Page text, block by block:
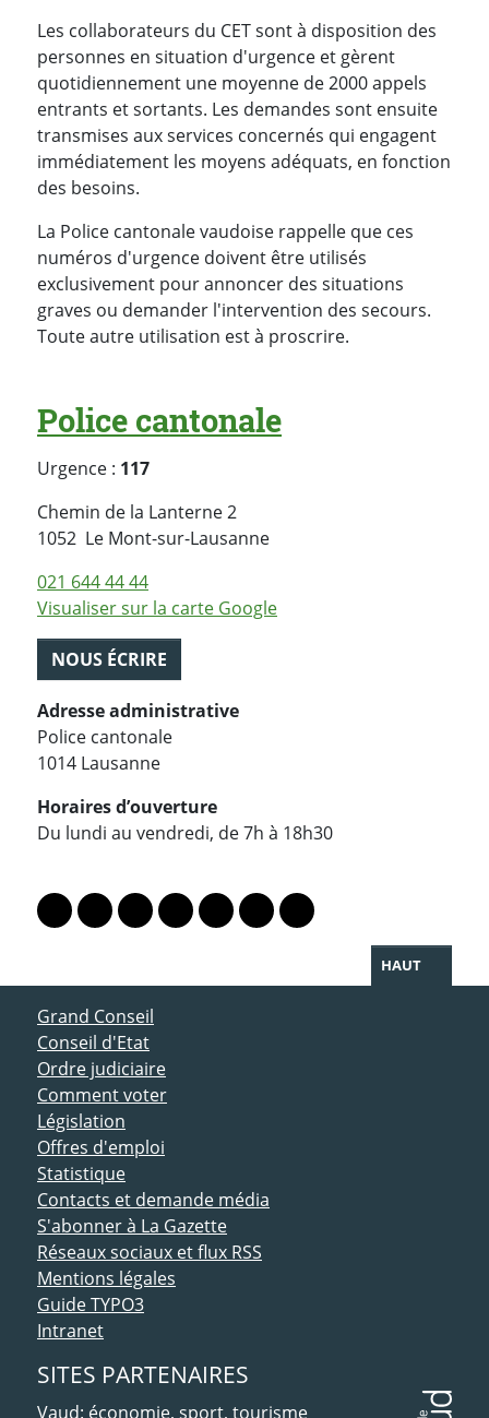
Les collaborateurs du CET sont à disposition des
personnes en situation d'urgence et gèrent
quotidiennement une moyenne de 2000 appels
entrants et sortants. Les demandes sont ensuite
transmises aux services concernés qui engagent
immédiatement les moyens adéquats, en fonction
des besoins.
La Police cantonale vaudoise rappelle que ces
numéros d'urgence doivent être utilisés
exclusivement pour annoncer des situations
graves ou demander l'intervention des secours.
Toute autre utilisation est à proscrire.
Police cantonale
Urgence : 117
Chemin de la Lanterne 2
1052 Le Mont-sur-LausanneSuisse
021 644 44 44
Visualiser sur la carte Google
NOUS ÉCRIRE
Adresse administrative
Police cantonale
1014 Lausanne
Horaires d’ouverture
Du lundi au vendredi, de 7h à 18h30
Lien vers le profil Mastodon
Lien vers le profil Bluesky
Lien vers le profil Instagram
Lien vers le profil Linkedin
Lien vers le profil Facebook
Lien vers le profil Twitter
Partager par WhatsApp
HAUT
ACCÈS DIRECT
Grand Conseil
Conseil d'Etat
Ordre judiciaire
Comment voter
Législation
Offres d'emploi
Statistique
Contacts et demande média
S'abonner à La Gazette
Réseaux sociaux et flux RSS
Mentions légales
Guide TYPO3
Intranet
SITES PARTENAIRES
Vaud: économie, sport, tourisme